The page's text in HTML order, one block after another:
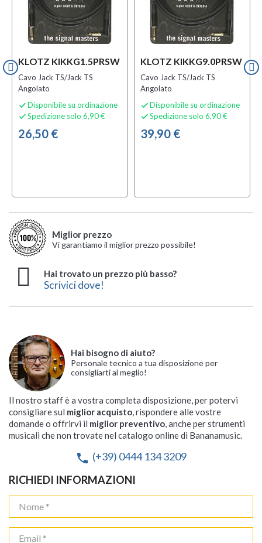
KLOTZ KIKKG1.5PRSW
Cavo Jack TS/Jack TS
Angolato
 Disponibile su ordinazione
 Spedizione solo 6,90 €
26,50 €
KLOTZ KIKKG9.0PRSW
Cavo Jack TS/Jack TS
Angolato
 Disponibile su ordinazione
 Spedizione solo 6,90 €
39,90 €
Miglior prezzo
Vi garantiamo il miglior prezzo possibile!
Hai trovato un prezzo più basso?
Scrivici dove!
Hai bisogno di aiuto?
Personale tecnico a tua disposizione per
consigliarti al meglio!
Il nostro staff è a vostra completa disposizione, per potervi
consigliare sul miglior acquisto, rispondere alle vostre
domande o offrirvi il miglior preventivo, anche per strumenti
musicali che non trovate nel catalogo online di Bananamusic.
phone (+39) 0444 134 3209
RICHIEDI INFORMAZIONI